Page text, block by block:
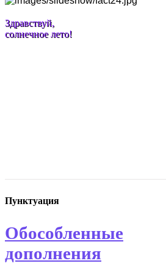
Здравствуй,
солнечное лето!
Пунктуация
Обособленные
дополнения